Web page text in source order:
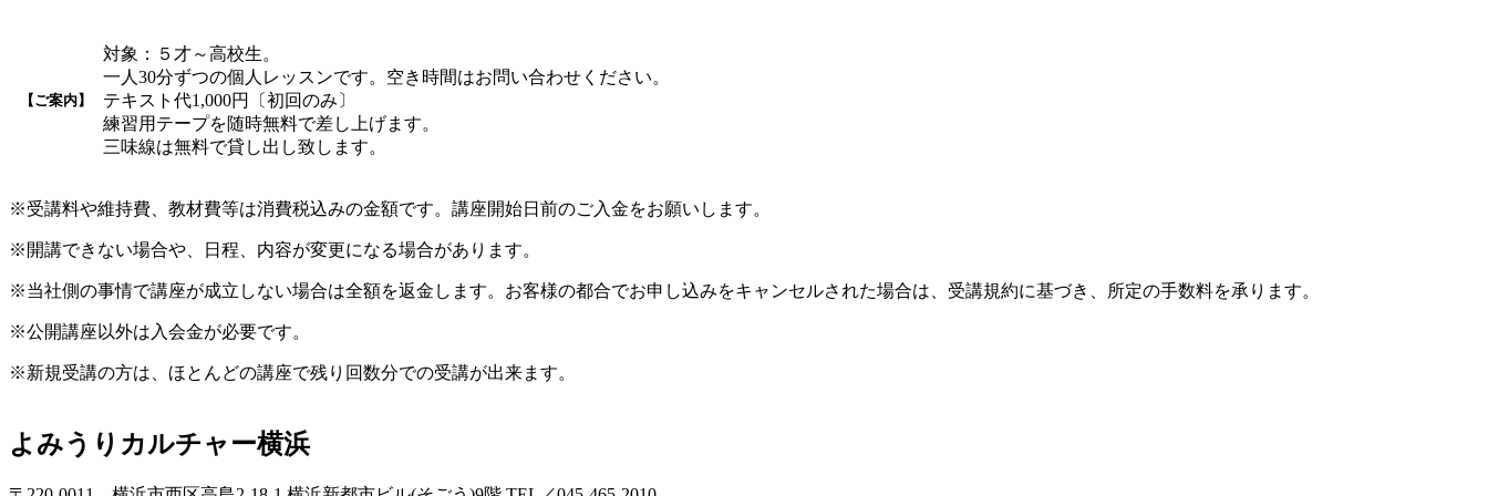
【ご案内】
対象：５才～高校生。
一人30分ずつの個人レッスンです。空き時間はお問い合わせください。
テキスト代1,000円〔初回のみ〕
練習用テープを随時無料で差し上げます。
三味線は無料で貸し出し致します。
※受講料や維持費、教材費等は消費税込みの金額です。講座開始日前のご入金をお願いします。
※開講できない場合や、日程、内容が変更になる場合があります。
※当社側の事情で講座が成立しない場合は全額を返金します。お客様の都合でお申し込みをキャンセルされた場合は、受講規約に基づき、所定の手数料を承ります。
※公開講座以外は入会金が必要です。
※新規受講の方は、ほとんどの講座で残り回数分での受講が出来ます。
よみうりカルチャー横浜